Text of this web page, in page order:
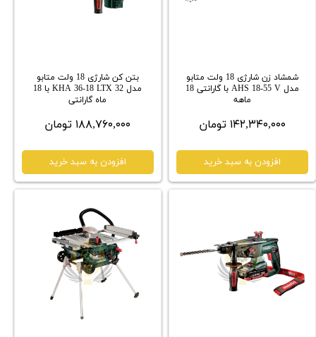
شمشاد زن شارژی 18 ولت متابو
مدل AHS 18-55 V با گارانتی 18
ماهه
۱۴۲,۳۴۰,۰۰۰ تومان
افزودن به سبد خرید
بتن کن شارژی 18 ولت متابو
مدل KHA 36-18 LTX 32 با 18
ماه گارانتی
۱۸۸,۷۶۰,۰۰۰ تومان
افزودن به سبد خرید